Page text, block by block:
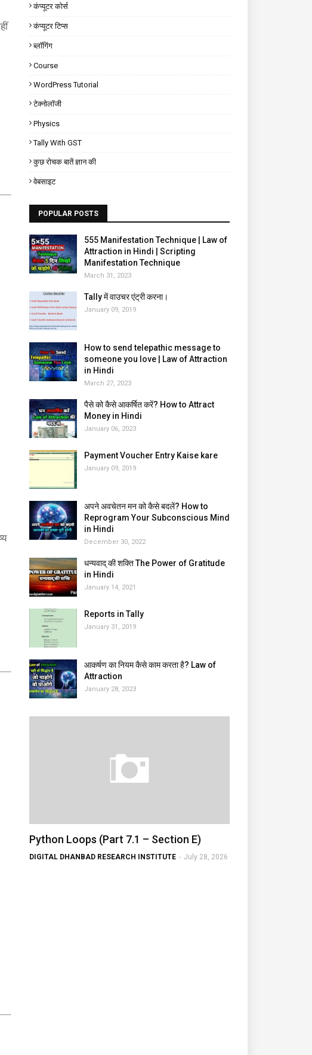
कंप्यूटर कोर्स
कंप्यूटर टिप्स
ब्लॉगिंग
Course
WordPress Tutorial
टेक्नोलॉजी
Physics
Tally With GST
कुछ रोचक बातें ज्ञान की
वेबसाइट
POPULAR POSTS
555 Manifestation Technique | Law of
Attraction in Hindi | Scripting
Manifestation Technique
March 31, 2023
Tally में वाउचर एंट्री करना।
January 09, 2019
How to send telepathic message to
someone you love | Law of Attraction
in Hindi
March 27, 2023
पैसे को कैसे आकर्षित करें? How to Attract
Money in Hindi
January 06, 2023
Payment Voucher Entry Kaise kare
January 09, 2019
अपने अवचेतन मन को कैसे बदलें? How to
Reprogram Your Subconscious Mind
in Hindi
December 30, 2022
धन्यवाद् की शक्ति The Power of Gratitude
in Hindi
January 14, 2021
Reports in Tally
January 31, 2019
आकर्षण का नियम कैसे काम करता है? Law of
Attraction
January 28, 2023
Python Loops (Part 7.1 – Section E)
DIGITAL DHANBAD RESEARCH INSTITUTE - July 28, 2026